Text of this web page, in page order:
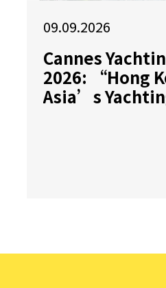
09.09.2026
Cannes
2026: “Hong
Asia’s